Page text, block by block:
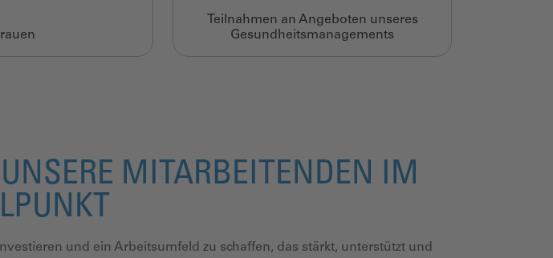
Teilnahmen an Angeboten unseres
Gesundheitsmanagements
MITARBEITENDEN IM
und ein Arbeitsumfeld zu schaffen, das stärkt, unterstützt und